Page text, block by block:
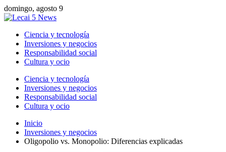
domingo, agosto 9
Ciencia y tecnología
Inversiones y negocios
Responsabilidad social
Cultura y ocio
Ciencia y tecnología
Inversiones y negocios
Responsabilidad social
Cultura y ocio
Inicio
Inversiones y negocios
Oligopolio vs. Monopolio: Diferencias explicadas